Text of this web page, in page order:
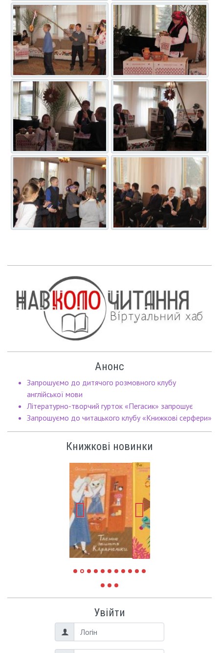
Анонс
Запрошуємо до дитячого розмовного клубу
англійської мови
Літературно-творчий гурток «Пегасик» запрошує
Запрошуємо до читацького клубу «Книжкові серфери»
Книжкові новинки
Увійти
Логін